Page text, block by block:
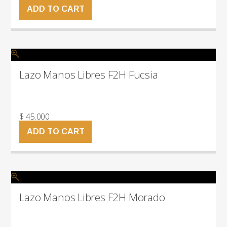
5
ADD TO CART
Lazo Manos Libres F2H Fucsia
$ 45.000
ADD TO CART
Lazo Manos Libres F2H Morado